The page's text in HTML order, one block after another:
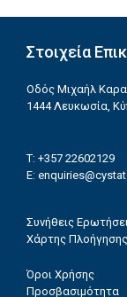
Στοιχεία
Οδός Μιχαήλ
1444 Λευκωσία,
T: +357 22602129
E:
Συνήθεις
Χάρτης Πλοήγησης
Όροι Χρήσης
Προσβασιμότητα